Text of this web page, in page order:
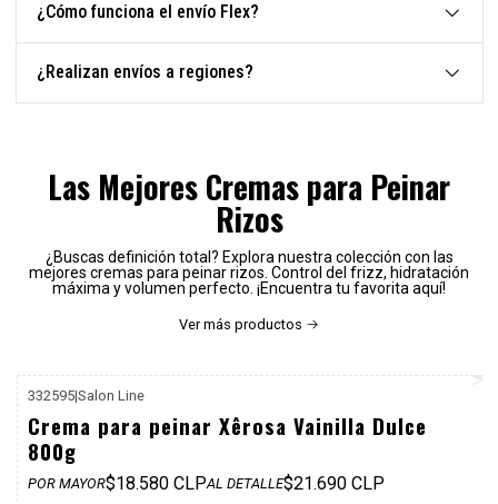
¿Cómo funciona el envío Flex?
¿Realizan envíos a regiones?
Las Mejores Cremas para Peinar
Rizos
¿Buscas definición total? Explora nuestra colección con las
mejores cremas para peinar rizos. Control del frizz, hidratación
máxima y volumen perfecto. ¡Encuentra tu favorita aquí!
Ver más productos
332595|Salon Line
Crema para peinar Xêrosa Vainilla Dulce
800g
POR MAYOR$18.580 CLPAL DETALLE$21.690 CLP